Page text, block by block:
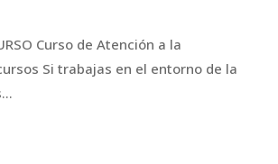
Curso de Atención a la
Si trabajas en el entorno de la